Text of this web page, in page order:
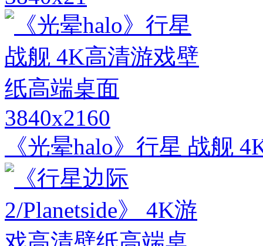
3840x2160
《光晕halo》行星 战舰